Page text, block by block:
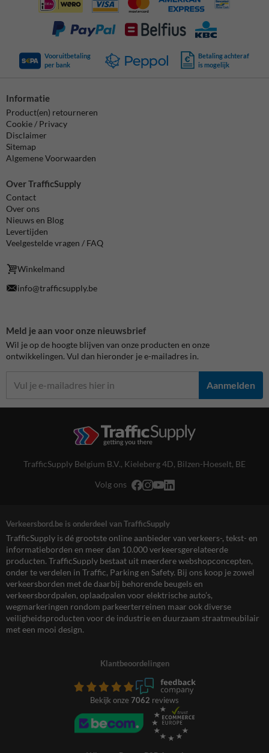
Vooruitbetaling
per bank
Betaling achteraf
is mogelijk
Informatie
Product(en) retourneren
Cookie / Privacy
Disclaimer
Sitemap
Algemene Voorwaarden
Over TrafficSupply
Contact
Over ons
Nieuws en Blog
Levertijden
Veelgestelde vragen / FAQ
Winkelmand
info@trafficsupply.be
Meld je aan voor onze nieuwsbrief
Wil je op de hoogte blijven van onze producten en onze
ontwikkelingen. Vul dan hieronder je e-mailadres in.
Aanmelden
TrafficSupply Belgium B.V., Kieleberg 4D, Bilzen-Hoeselt, BE
Volg ons
Verkeersbord.be is onderdeel van TrafficSupply
TrafficSupply is dé grootste online aanbieder van verkeers-, tekst- en
informatieborden en meer dan 10.000 verkeersgerelateerde
producten. TrafficSupply bestaat uit meerdere webshopconcepten,
onder te verdelen in Traffic, Parking en Safety. Bij ons koop je zowel
verkeersborden met de daarbij behorende beugels en
verkeersbordpalen, oplaadpalen voor elektrische auto’s,
wegmarkeringen rondom parkeerterreinen maar ook diverse
veiligheidsproducten voor de industrie en duurzaam straatmeubilair
met een mooi design.
Klantbeoordelingen
Bekijk onze 7062 reviews